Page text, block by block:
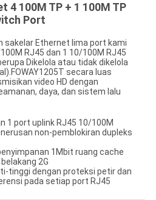
4 100M TP + 1 100M TP
Port
sakelar Ethernet lima port kami
RJ45 dan 1 10/100M RJ45
Dikelola atau tidak dikelola
secara luas
video HD dengan
daya, dan sistem lalu
1 port uplink RJ45 10/100M
non-pemblokiran dupleks
1Mbit ruang cache
2G
tinggi dengan proteksi petir dan
pada setiap port RJ45